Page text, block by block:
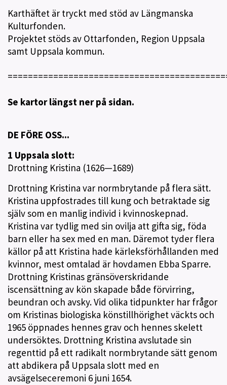
Karthäftet är tryckt med stöd av Längmanska
Kulturfonden.
Projektet stöds av Ottarfonden, Region Uppsala
samt Uppsala kommun.
Se kartor längst ner på sidan.
DE FÖRE OSS...
1 Uppsala slott:
Drottning Kristina (1626—1689)
Drottning Kristina var normbrytande på flera sätt.
Kristina uppfostrades till kung och betraktade sig
själv som en manlig individ i kvinnoskepnad.
Kristina var tydlig med sin ovilja att gifta sig, föda
barn eller ha sex med en man. Däremot tyder flera
källor på att Kristina hade kärleksförhållanden med
kvinnor, mest omtalad är hovdamen Ebba Sparre.
Drottning Kristinas gränsöverskridande
iscensättning av kön skapade både förvirring,
beundran och avsky. Vid olika tidpunkter har frågor
om Kristinas biologiska könstillhörighet väckts och
1965 öppnades hennes grav och hennes skelett
undersöktes. Drottning Kristina avslutade sin
regenttid på ett radikalt normbrytande sätt genom
att abdikera på Uppsala slott med en
avsägelseceremoni 6 juni 1654.